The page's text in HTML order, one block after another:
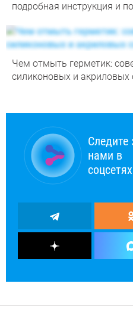
подробная инструкция и
Чем отмыть герметик:
силиконовых и акриловых
Следите
нами в
соцсетях